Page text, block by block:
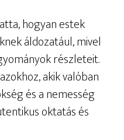
hogyan estek
áldozatául, mivel
részleteit.
akik valóban
és a nemesség
oktatás és